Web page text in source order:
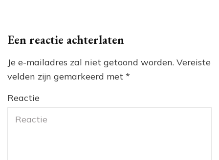
Een reactie achterlaten
Je e-mailadres zal niet getoond worden. Vereiste
velden zijn gemarkeerd met *
Reactie